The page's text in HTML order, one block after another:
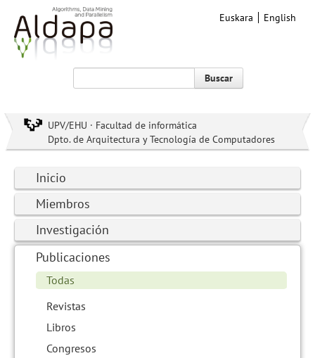
Euskara English
Buscar
UPV/EHU · Facultad de informática
Dpto. de Arquitectura y Tecnología de Computadores
Inicio
Miembros
Investigación
Publicaciones
Todas
Revistas
Libros
Congresos